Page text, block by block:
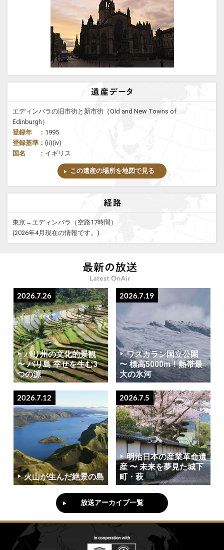
エディンバラの旧市街と新市街（Old and New Towns of
Edinburgh）
登録年 ： 1995
登録基準： (ii)(iv)
国名 ： イギリス
この遺産の場所を地図で見る
東京→エディンバラ（空路17時間）
(2026年4月現在の情報です。)
2026.7.26
バリ州の文化的景観
〜 バリ島 幸せを生む3
つの源
2026.7.19
ワスカラン国立公園
〜 標高5000m！熱帯最
大の氷河
2026.7.12
火山が生んだ絶景の島
2026.7.5
明治日本の産業革命遺
産 〜 未来を夢見た城下
町・萩
放送アーカイブ一覧